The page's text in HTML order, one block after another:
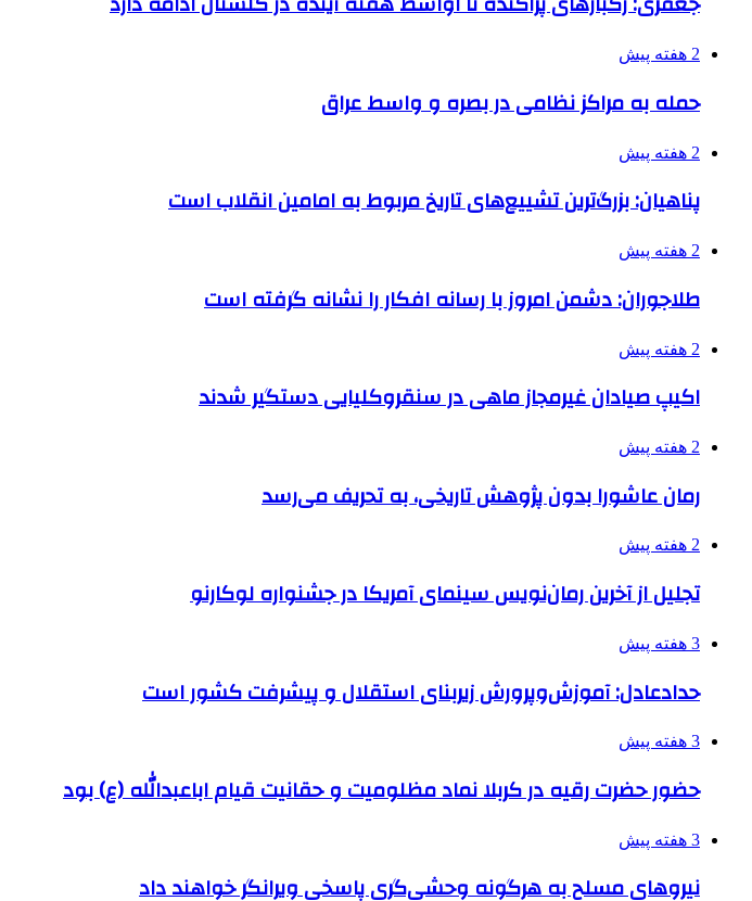
2 هفته پیش
حمله به مراکز نظامی در بصره و واسط عراق
2 هفته پیش
پناهیان: بزرگ‌ترین تشییع‌های تاریخ مربوط به امامین انقلاب است
2 هفته پیش
طلاجوران: دشمن امروز با رسانه افکار را نشانه گرفته است
2 هفته پیش
اکیپ صیادان غیرمجاز ماهی در سنقروکلیایی دستگیر شدند
2 هفته پیش
رمان عاشورا بدون پژوهش تاریخی، به تحریف می‌رسد
2 هفته پیش
تجلیل از آخرین رمان‌نویس سینمای آمریکا در جشنواره لوکارنو
3 هفته پیش
حدادعادل: آموزش‌وپرورش زیربنای استقلال و پیشرفت کشور است
3 هفته پیش
حضور حضرت رقیه در کربلا نماد مظلومیت و حقانیت قیام اباعبدالله (ع) بود
3 هفته پیش
نیروهای مسلح به هرگونه وحشی‌گری پاسخی ویرانگر خواهند داد